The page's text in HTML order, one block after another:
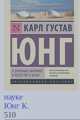
науке
Юнг К.
510